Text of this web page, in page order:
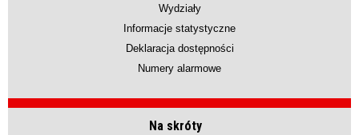
Wydziały
Informacje statystyczne
Deklaracja dostępności
Numery alarmowe
Na skróty